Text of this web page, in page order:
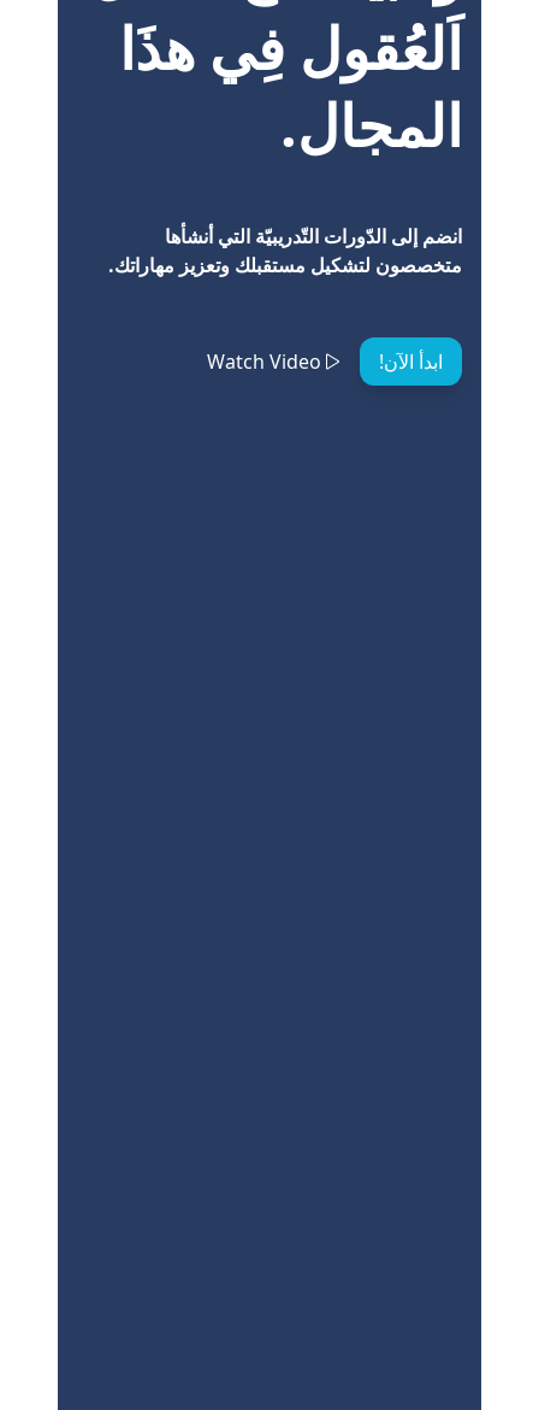
اَلعُقول فِي هذَا
المجال.
انضم إلى الدّورات التّدريبيّة التي أنشأها
متخصصون لتشكيل مستقبلك وتعزيز مهاراتك.
ابدأ الآن! Watch Video